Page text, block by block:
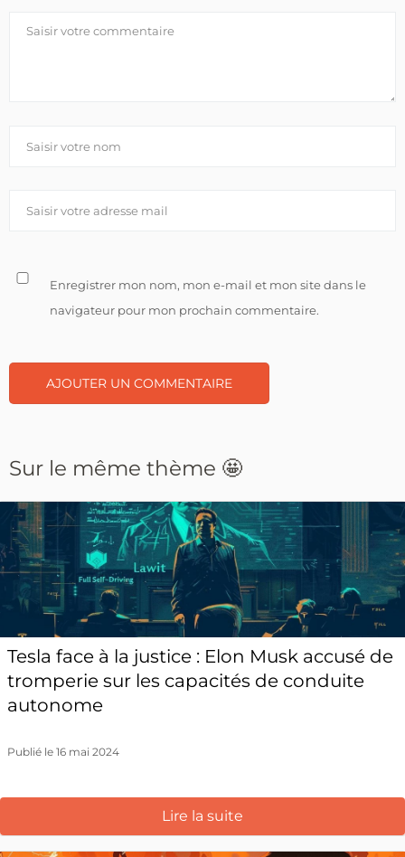
Enregistrer mon nom, mon e-mail et mon site dans le
navigateur pour mon prochain commentaire.
Sur le même thème 🤩
Tesla face à la justice : Elon Musk accusé de
tromperie sur les capacités de conduite
autonome
Publié le 16 mai 2024
Lire la suite